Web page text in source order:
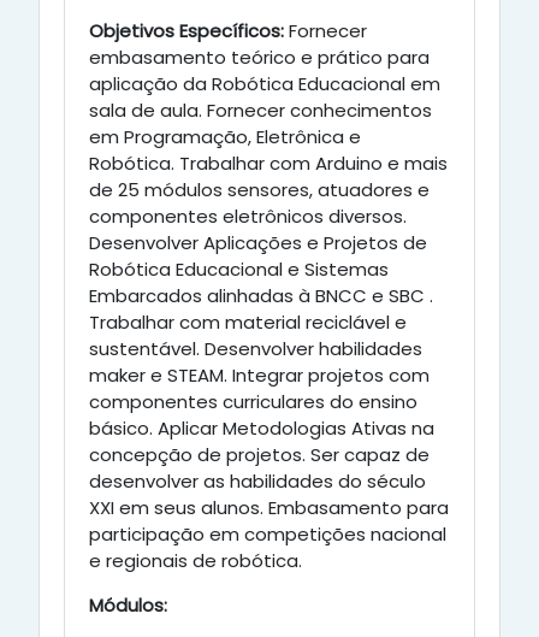
Objetivos Específicos:Fornecer
embasamento teórico e prático para
aplicação da Robótica Educacional em
sala de aula. Fornecer conhecimentos
em Programação, Eletrônica e
Robótica. Trabalhar com Arduino e mais
de 25 módulos sensores, atuadores e
componentes eletrônicos diversos.
Desenvolver Aplicações e Projetos de
Robótica Educacional e Sistemas
Embarcados alinhadas à BNCC e SBC .
Trabalhar com material reciclável e
sustentável. Desenvolver habilidades
maker e STEAM. Integrar projetos com
componentes curriculares do ensino
básico. Aplicar Metodologias Ativas na
concepção de projetos. Ser capaz de
desenvolver as habilidades do século
XXI em seus alunos. Embasamento para
participação em competições nacional
e regionais de robótica.
Módulos: